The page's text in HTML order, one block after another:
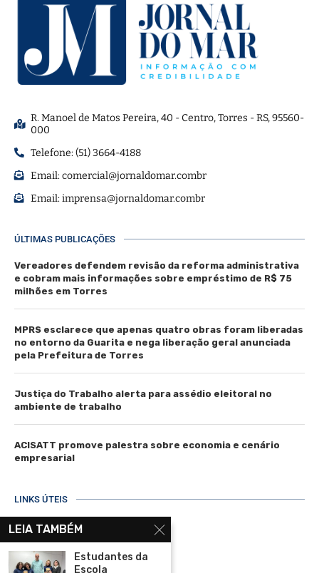
R. Manoel de Matos Pereira, 40 - Centro, Torres - RS, 95560-
000
Telefone: (51) 3664-4188
Email:comercial@jornaldomar.combr
Email:imprensa@jornaldomar.combr
ÚLTIMAS PUBLICAÇÕES
Vereadores defendem revisão da reforma administrativa
e cobram mais informações sobre empréstimo de R$ 75
milhões em Torres
MPRS esclarece que apenas quatro obras foram liberadas
no entorno da Guarita e nega liberação geral anunciada
pela Prefeitura de Torres
Justiça do Trabalho alerta para assédio eleitoral no
ambiente de trabalho
ACISATT promove palestra sobre economia e cenário
empresarial
LINKS ÚTEIS
Home
Assinar
Contato
LEIA TAMBÉM
Estudantes da
Escola